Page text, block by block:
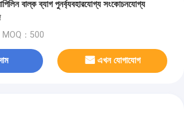
বাল্ক ব্যাগ পুনর্ব্যবহারযোগ্য সংকোচনযোগ্য
MOQ：500
এখন যোগাযোগ